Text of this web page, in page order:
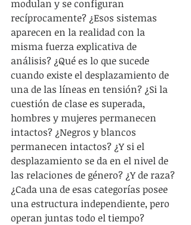
modulan y se configuran
recíprocamente? ¿Esos sistemas
aparecen en la realidad con la
misma fuerza explicativa de
análisis? ¿Qué es lo que sucede
cuando existe el desplazamiento de
una de las líneas en tensión? ¿Si la
cuestión de clase es superada,
hombres y mujeres permanecen
intactos? ¿Negros y blancos
permanecen intactos? ¿Y si el
desplazamiento se da en el nivel de
las relaciones de género? ¿Y de raza?
¿Cada una de esas categorías posee
una estructura independiente, pero
operan juntas todo el tiempo?